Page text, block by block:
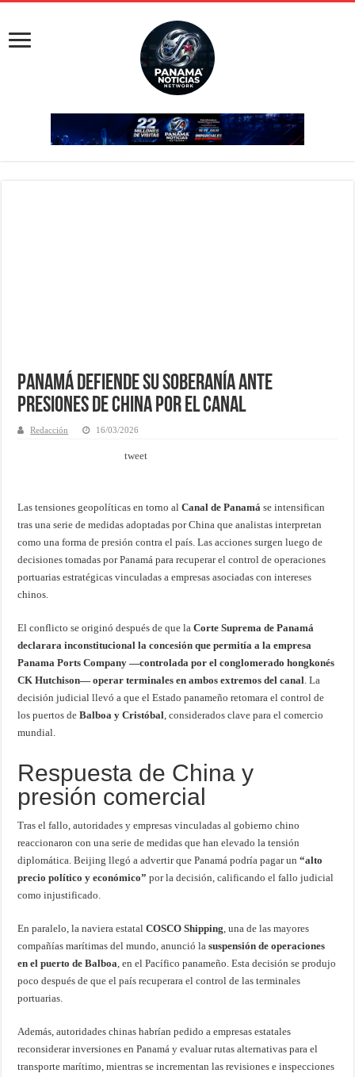
Panamá defiende su soberanía ante
presiones de China por el Canal
Redacción 16/03/2026
tweet
Las tensiones geopolíticas en torno alCanal de Panamá se intensifican
tras una serie de medidas adoptadas por China que analistas interpretan
como una forma de presión contra el país. Las acciones surgen luego de
decisiones tomadas por Panamá para recuperar el control de operaciones
portuarias estratégicas vinculadas a empresas asociadas con intereses
chinos.
El conflicto se originó después de que laCorte Suprema de Panamá
declarara inconstitucional la concesión que permitía a la empresa
Panama Ports Company —controlada por el conglomerado hongkonés
CK Hutchison— operar terminales en ambos extremos del canal. La
decisión judicial llevó a que el Estado panameño retomara el control de
los puertos deBalboa y Cristóbal, considerados clave para el comercio
mundial.
Respuesta de China y
presión comercial
Tras el fallo, autoridades y empresas vinculadas al gobierno chino
reaccionaron con una serie de medidas que han elevado la tensión
diplomática. Beijing llegó a advertir que Panamá podría pagar un“alto
precio político y económico” por la decisión, calificando el fallo judicial
como injustificado.
En paralelo, la naviera estatalCOSCO Shipping, una de las mayores
compañías marítimas del mundo, anunció lasuspensión de operaciones
en el puerto de Balboa, en el Pacífico panameño. Esta decisión se produjo
poco después de que el país recuperara el control de las terminales
portuarias.
Además, autoridades chinas habrían pedido a empresas estatales
reconsiderar inversiones en Panamá y evaluar rutas alternativas para el
transporte marítimo, mientras se incrementan las revisiones e inspecciones